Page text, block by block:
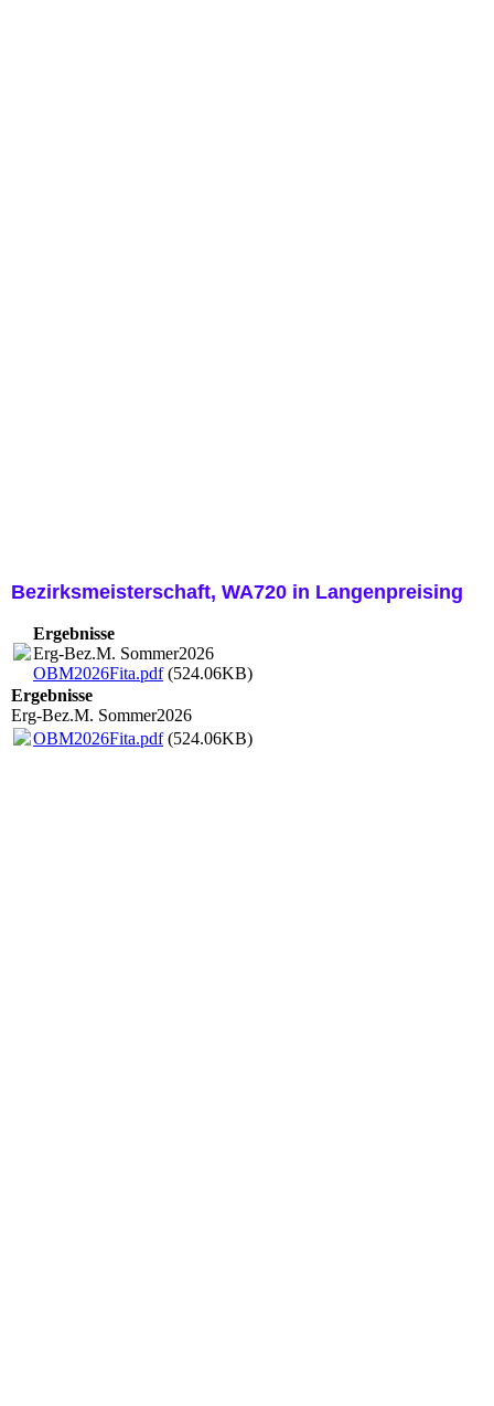
Bezirksmeisterschaft, WA720 in Langenpreising
Ergebnisse
Erg-Bez.M. Sommer2026
OBM2026Fita.pdf(524.06KB)
Ergebnisse
Erg-Bez.M. Sommer2026
OBM2026Fita.pdf(524.06KB)